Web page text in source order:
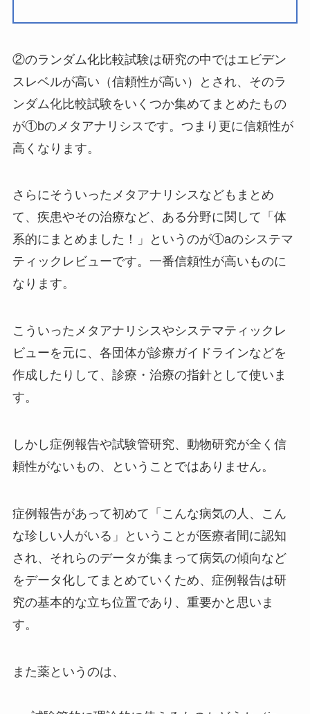
②のランダム化比較試験は研究の中ではエビデン
スレベルが高い（信頼性が高い）とされ、そのラ
ンダム化比較試験をいくつか集めてまとめたもの
が①bのメタアナリシスです。つまり更に信頼性が
高くなります。
さらにそういったメタアナリシスなどもまとめ
て、疾患やその治療など、ある分野に関して「体
系的にまとめました！」というのが①aのシステマ
ティックレビューです。一番信頼性が高いものに
なります。
こういったメタアナリシスやシステマティックレ
ビューを元に、各団体が診療ガイドラインなどを
作成したりして、診療・治療の指針として使いま
す。
しかし症例報告や試験管研究、動物研究が全く信
頼性がないもの、ということではありません。
症例報告があって初めて「こんな病気の人、こん
な珍しい人がいる」ということが医療者間に認知
され、それらのデータが集まって病気の傾向など
をデータ化してまとめていくため、症例報告は研
究の基本的な立ち位置であり、重要かと思いま
す。
また薬というのは、